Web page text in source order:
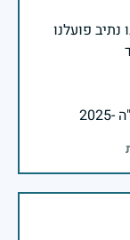
פועלנו